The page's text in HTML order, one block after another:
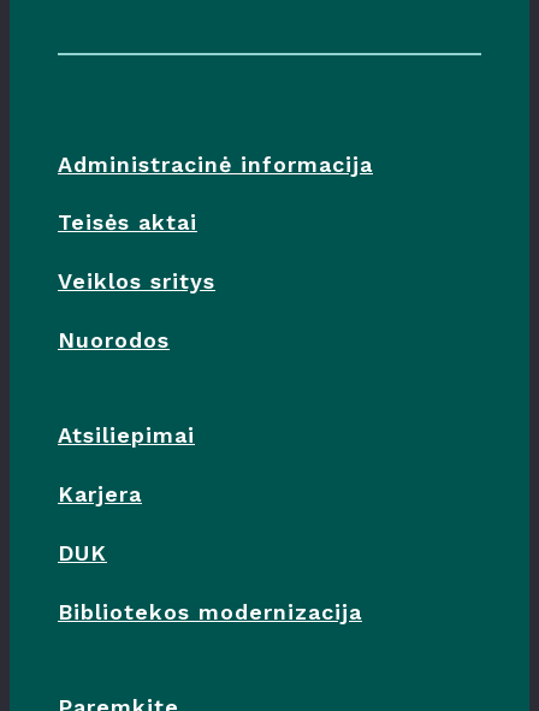
Administracinė informacija
Teisės aktai
Veiklos sritys
Nuorodos
Atsiliepimai
Karjera
DUK
Bibliotekos modernizacija